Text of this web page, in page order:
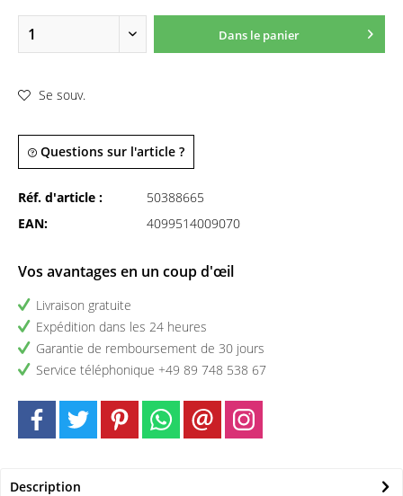
Dans le panier
Se souv.
Questions sur l'article ?
Réf. d'article :
50388665
EAN:
4099514009070
Vos avantages en un coup d'œil
Livraison gratuite
Expédition dans les 24 heures
Garantie de remboursement de 30 jours
Service téléphonique +49 89 748 538 67
Description